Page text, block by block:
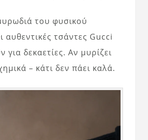
του φυσικού
αυθεντικές τσάντες Gucci
για δεκαετίες. Αν μυρίζει
– κάτι δεν πάει καλά.